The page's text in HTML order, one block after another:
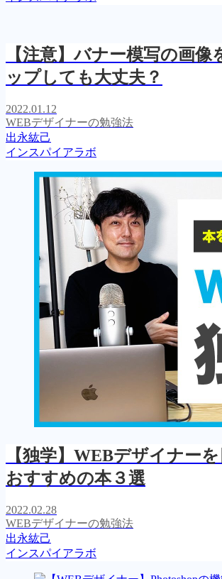
【注意】バナー模写の画像
ップしても大丈夫？
2022.01.12
WEBデザイナーの勉強法
出永紘己
インスパイアラボ
【独学】WEBデザイナー
おすすめの本３選
2022.02.28
WEBデザイナーの勉強法
出永紘己
インスパイアラボ